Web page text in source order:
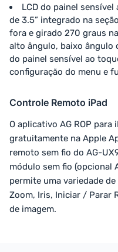
LCD do painel sensível
de 3.5” integrado na
fora e girado 270 graus
alto ângulo, baixo ângulo
do painel sensível ao
configuração do menu e
Controle Remoto iPad
O aplicativo AG ROP
gratuitamente na Apple
remoto sem fio do AG-
módulo sem fio (opcional
permite uma variedade
Zoom, Iris, Iniciar / Parar
de imagem.